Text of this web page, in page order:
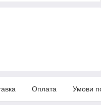
Оплата Умови